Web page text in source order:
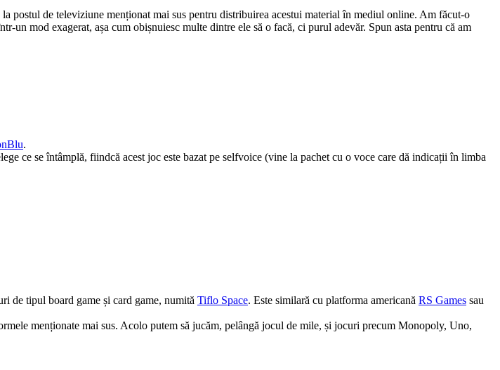
postul de televiziune menționat mai sus pentru distribuirea acestui material în mediul online. Am făcut-o
mod exagerat, așa cum obișnuiesc multe dintre ele să o facă, ci purul adevăr. Spun asta pentru că am
.
ce se întâmplă, fiindcă acest joc este bazat pe selfvoice (vine la pachet cu o voce care dă indicații în limba
de tipul board game și card game, numită Tiflo Space. Este similară cu platforma americană RS Games sau
menționate mai sus. Acolo putem să jucăm, pelângă jocul de mile, și jocuri precum Monopoly, Uno,